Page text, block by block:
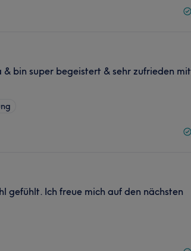
bin super begeistert & sehr zufrieden mit
gefühlt. Ich freue mich auf den nächsten